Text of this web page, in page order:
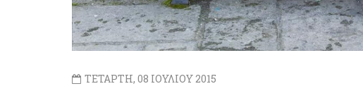
ΤΕΤΑΡΤΗ, 08 ΙΟΥΛΙΟΥ 2015